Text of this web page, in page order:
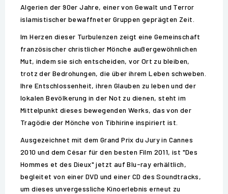
Algerien der 90er Jahre, einer von Gewalt und Terror
islamistischer bewaffneter Gruppen geprägten Zeit.
Im Herzen dieser Turbulenzen zeigt eine Gemeinschaft
französischer christlicher Mönche außergewöhnlichen
Mut, indem sie sich entscheiden, vor Ort zu bleiben,
trotz der Bedrohungen, die über ihrem Leben schweben.
Ihre Entschlossenheit, ihren Glauben zu leben und der
lokalen Bevölkerung in der Not zu dienen, steht im
Mittelpunkt dieses bewegenden Werks, das von der
Tragödie der Mönche von Tibhirine inspiriert ist.
Ausgezeichnet mit dem Grand Prix du Jury in Cannes
2010 und dem César für den besten Film 2011, ist "Des
Hommes et des Dieux" jetzt auf Blu-ray erhältlich,
begleitet von einer DVD und einer CD des Soundtracks,
um dieses unvergessliche Kinoerlebnis erneut zu